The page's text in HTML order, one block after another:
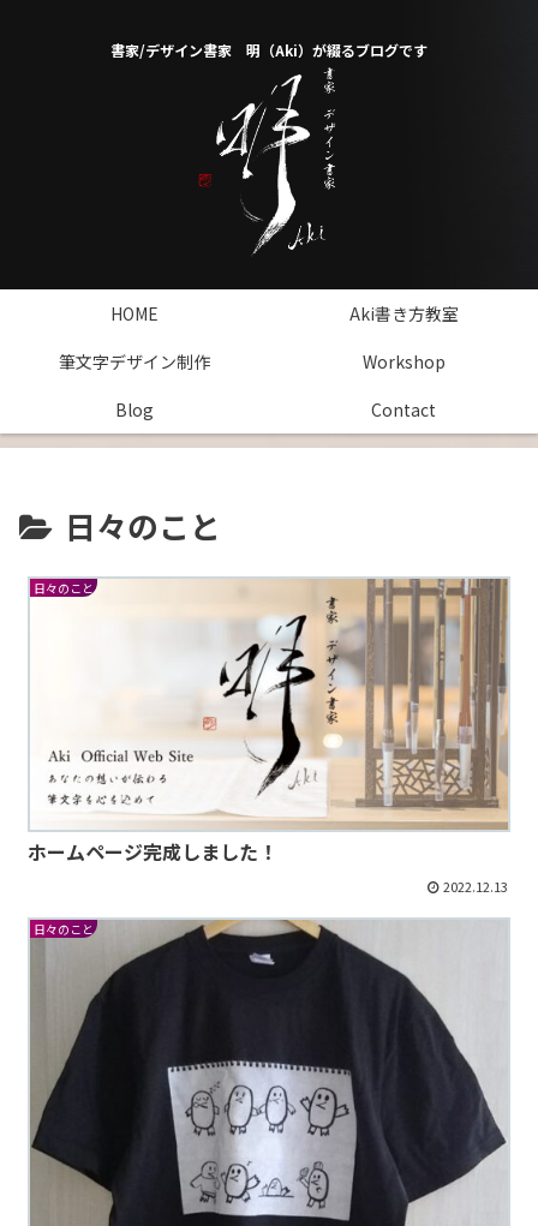
書家/デザイン書家 明（Aki）が綴るブログです
HOME
Aki書き方教室
筆文字デザイン制作
Workshop
Blog
Contact
日々のこと
日々のこと
ホームページ完成しました！
2022.12.13
日々のこと